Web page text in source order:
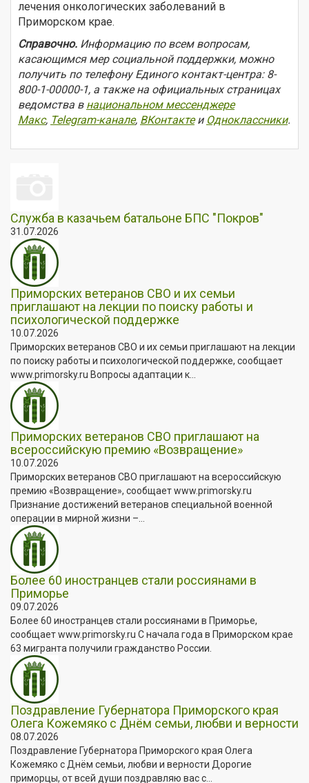
лечения онкологических заболеваний в
Приморском крае.
Справочно. Информацию по всем вопросам,
касающимся мер социальной поддержки, можно
получить по телефону Единого контакт-центра: 8-
800-1-00000-1, а также на официальных страницах
ведомства в национальном мессенджере
Макс, Telegram-канале, ВКонтактеи Одноклассники.
Служба в казачьем батальоне БПС "Покров"
31.07.2026
Приморских ветеранов СВО и их семьи
приглашают на лекции по поиску работы и
психологической поддержке
10.07.2026
Приморских ветеранов СВО и их семьи приглашают на лекции
по поиску работы и психологической поддержке, сообщает
www.primorsky.ru Вопросы адаптации к...
Приморских ветеранов СВО приглашают на
всероссийскую премию «Возвращение»
10.07.2026
Приморских ветеранов СВО приглашают на всероссийскую
премию «Возвращение», сообщает www.primorsky.ru
Признание достижений ветеранов специальной военной
операции в мирной жизни –...
Более 60 иностранцев стали россиянами в
Приморье
09.07.2026
Более 60 иностранцев стали россиянами в Приморье,
сообщает www.primorsky.ru С начала года в Приморском крае
63 мигранта получили гражданство России.
Поздравление Губернатора Приморского края
Олега Кожемяко с Днём семьи, любви и верности
08.07.2026
Поздравление Губернатора Приморского края Олега
Кожемяко с Днём семьи, любви и верности Дорогие
приморцы, от всей души поздравляю вас с...